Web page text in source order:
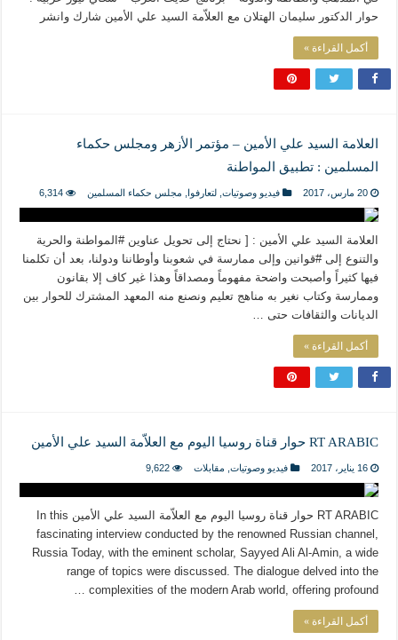
حوار الدكتور سليمان الهتلان مع العلاّمة السيد علي الأمين شارك وانشر
أكمل القراءة »
العلامة السيد علي الأمين – مؤتمر الأزهر ومجلس حكماء
المسلمين : تطبيق المواطنة
20 مارس، 2017 فيديو وصوتيات, لتعارفوا مجلس حكماء المسلمين 6,314
العلامة السيد علي الأمين : [ نحتاج إلى تحويل عناوين #المواطنة والحرية
والتنوع إلى #قوانين وإلى ممارسة في شعوبنا وأوطاننا ودولنا، بعد أن تكلمنا
فيها كثيراً وأصبحت واضحة مفهوماً ومصداقاً وهذا غير كاف إلا بقانون
وممارسة وكتاب نغير به مناهج تعليم ونصنع منه المعهد المشترك للحوار بين
الديانات والثقافات حتى …
أكمل القراءة »
RT ARABIC حوار قناة روسيا اليوم مع العلاّمة السيد علي الأمين
16 يناير، 2017 فيديو وصوتيات, مقابلات 9,622
RT ARABIC حوار قناة روسيا اليوم مع العلاّمة السيد علي الأمين In this
fascinating interview conducted by the renowned Russian channel,
Russia Today, with the eminent scholar, Sayyed Ali Al-Amin, a wide
range of topics were discussed. The dialogue delved into the
complexities of the modern Arab world, offering profound …
أكمل القراءة »